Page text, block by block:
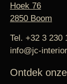
Hoek 76
2850 Boom
Tel. +32 3 230
info@jc-
Ontdek